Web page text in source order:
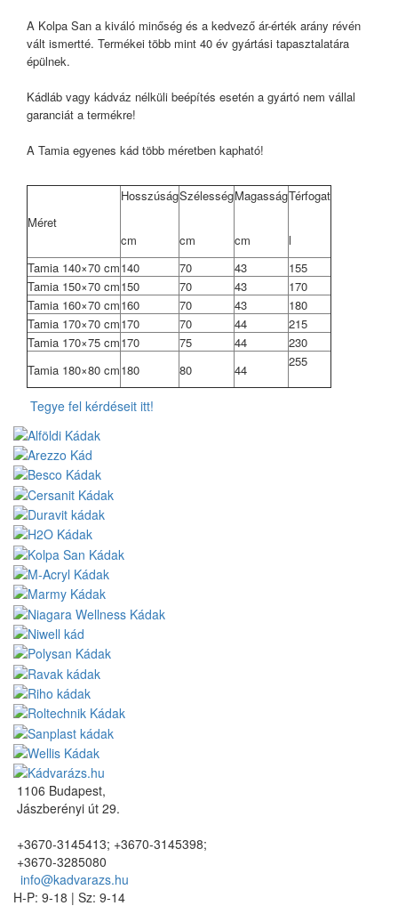
A Kolpa San a kiváló minőség és a kedvező ár-érték arány révén
vált ismertté. Termékei több mint 40 év gyártási tapasztalatára
épülnek.
Kádláb vagy kádváz nélküli beépítés esetén a gyártó nem vállal
garanciát a termékre!
A Tamia egyenes kád több méretben kapható!
Méret
Hosszúság
cm
Szélesség
cm
Magasság
cm
Térfogat
l
Tamia 140×70 cm140 70 43
155
Tamia 150×70 cm150 70 43
170
Tamia 160×70 cm160 70 43
180
Tamia 170×70 cm170 70 44
215
Tamia 170×75 cm170 75 44
230
Tamia 180×80 cm180 80 44
255
Tegye fel kérdéseit itt!
1106 Budapest,
Jászberényi út 29.
+3670-3145413; +3670-3145398;
+3670-3285080
info@kadvarazs.hu
H-P: 9-18 | Sz: 9-14